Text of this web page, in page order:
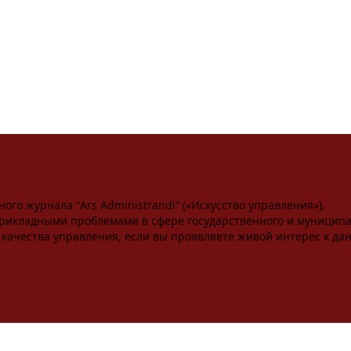
журнала “Ars Administrandi” («Искусство управления»).
проблемами в сфере государственного и
управления, если вы проявляете живой интерес к